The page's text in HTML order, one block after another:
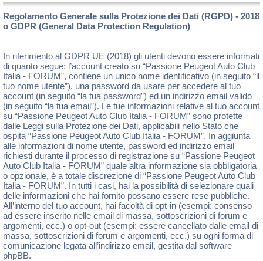
Regolamento Generale sulla Protezione dei Dati (RGPD) - 2018
o GDPR (General Data Protection Regulation)
In riferimento al GDPR UE (2018) gli utenti devono essere informati
di quanto segue: l’account creato su “Passione Peugeot Auto Club
Italia - FORUM”, contiene un unico nome identificativo (in seguito “il
tuo nome utente”), una password da usare per accedere al tuo
account (in seguito “la tua password”) ed un indirizzo email valido
(in seguito “la tua email”). Le tue informazioni relative al tuo account
su “Passione Peugeot Auto Club Italia - FORUM” sono protette
dalle Leggi sulla Protezione dei Dati, applicabili nello Stato che
ospita “Passione Peugeot Auto Club Italia - FORUM”. In aggiunta
alle informazioni di nome utente, password ed indirizzo email
richiesti durante il processo di registrazione su “Passione Peugeot
Auto Club Italia - FORUM” quale altra informazione sia obbligatoria
o opzionale, è a totale discrezione di “Passione Peugeot Auto Club
Italia - FORUM”. In tutti i casi, hai la possibilità di selezionare quali
delle informazioni che hai fornito possano essere rese pubbliche.
All’interno del tuo account, hai facoltà di opt-in (esempi: consenso
ad essere inserito nelle email di massa, sottoscrizioni di forum e
argomenti, ecc.) o opt-out (esempi: essere cancellato dalle email di
massa, sottoscrizioni di forum e argomenti, ecc.) su ogni forma di
comunicazione legata all’indirizzo email, gestita dal software
phpBB.